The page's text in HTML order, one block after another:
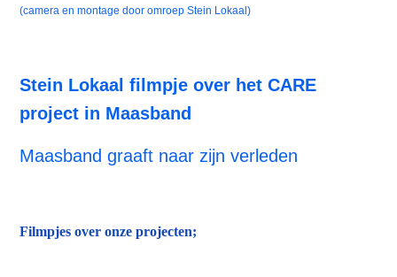
(camera en montage door omroep Stein Lokaal)
Stein Lokaal filmpje over het CARE
project in Maasband
Maasband graaft naar zijn verleden
Filmpjes over onze projecten;